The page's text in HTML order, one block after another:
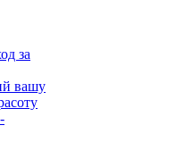
за
вашу